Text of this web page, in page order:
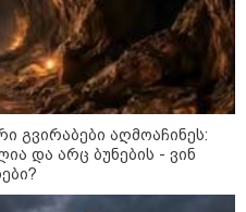
ჩაბნელდა საქართველო
საბოტაჟი, ტექნიკური
თუ
-
თვალჭრელიძის ანალიზი
„პოლიტიკური
- კულუარული
რომლებიც დიდი
ფასად ჯდება
გვირაბები აღმოაჩინეს:
და არც ბუნების - ვინ